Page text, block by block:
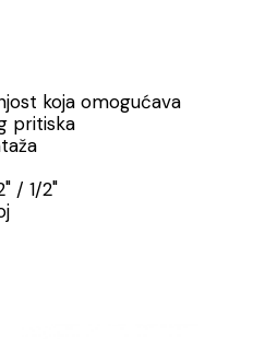
koja omogućava
pritiska
/ 1/2"